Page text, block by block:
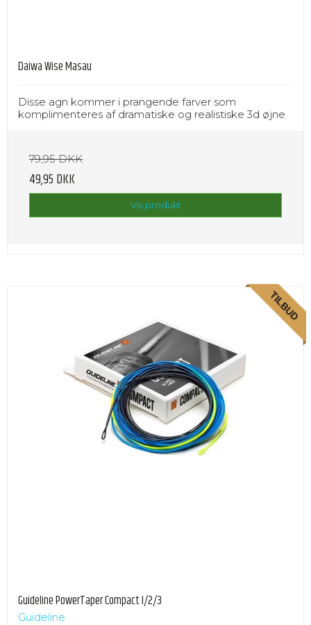
Daiwa Wise Masau
Disse agn kommer i prangende farver som
komplimenteres af dramatiske og realistiske 3d øjne
79,95 DKK
49,95 DKK
Vis produkt
TILBUD
Guideline PowerTaper Compact I/2/3
Guideline